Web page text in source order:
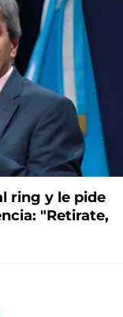
ring y le pide
"Retirate,